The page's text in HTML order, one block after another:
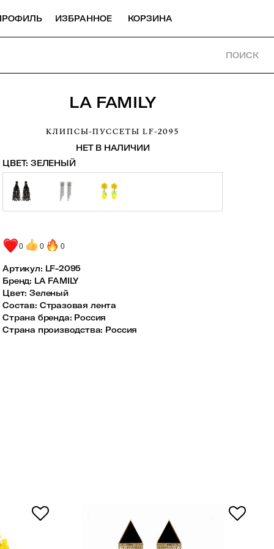
ИЗБРАННОЕ КОРЗИНА
ПОИСК
LA FAMILY
КЛИПСЫ-ПУССЕТЫ LF-2095
НЕТ В НАЛИЧИИ
ЦВЕТ:ЗЕЛЕНЫЙ
0 0 0
Артикул: LF-2095
Бренд: LA FAMILY
Цвет: Зеленый
Состав: Стразовая лента
Страна бренда: Россия
Страна производства: Россия